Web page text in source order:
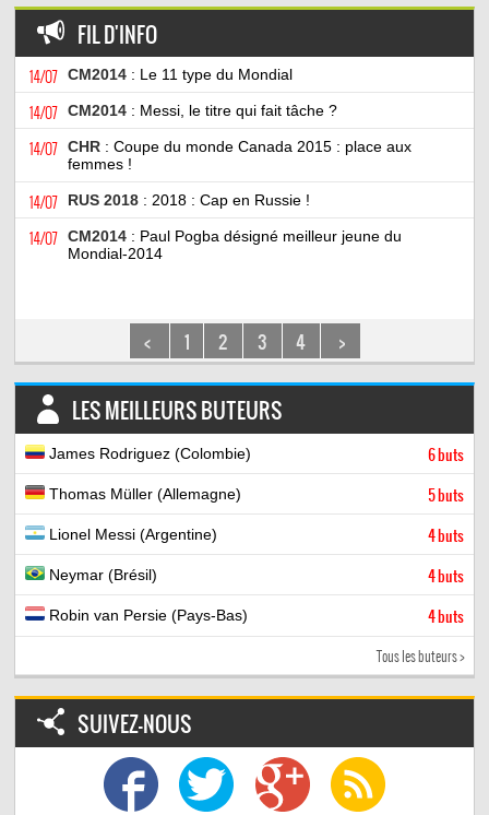
FIL D'INFO
14/07 CM2014 : Le 11 type du Mondial
14/07 CM2014 : Messi, le titre qui fait tâche ?
14/07 CHR : Coupe du monde Canada 2015 : place aux
femmes !
14/07 RUS 2018 : 2018 : Cap en Russie !
14/07 CM2014 : Paul Pogba désigné meilleur jeune du
Mondial-2014
< 1 2 3 4 >
LES MEILLEURS BUTEURS
James Rodriguez (Colombie) 6 buts
Thomas Müller (Allemagne) 5 buts
Lionel Messi (Argentine) 4 buts
Neymar (Brésil) 4 buts
Robin van Persie (Pays-Bas) 4 buts
Tous les buteurs >
SUIVEZ-NOUS